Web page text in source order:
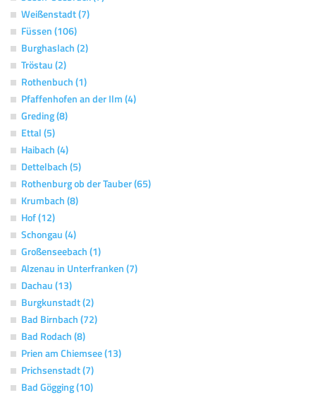
Weißenstadt (7)
Füssen (106)
Burghaslach (2)
Tröstau (2)
Rothenbuch (1)
Pfaffenhofen an der Ilm (4)
Greding (8)
Ettal (5)
Haibach (4)
Dettelbach (5)
Rothenburg ob der Tauber (65)
Krumbach (8)
Hof (12)
Schongau (4)
Großenseebach (1)
Alzenau in Unterfranken (7)
Dachau (13)
Burgkunstadt (2)
Bad Birnbach (72)
Bad Rodach (8)
Prien am Chiemsee (13)
Prichsenstadt (7)
Bad Gögging (10)